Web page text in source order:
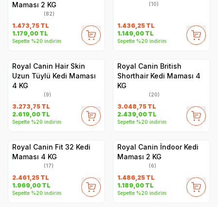
Maması 2 KG
(82)
1.473,75 TL
1.179,00 TL
Sepette %20 indirim
(10)
1.436,25 TL
1.149,00 TL
Sepette %20 indirim
Royal Canin Hair Skin
Uzun Tüylü Kedi Maması
4 KG
(9)
3.273,75 TL
2.619,00 TL
Sepette %20 indirim
Royal Canin British
Shorthair Kedi Maması 4
KG
(20)
3.048,75 TL
2.439,00 TL
Sepette %20 indirim
Royal Canin Fit 32 Kedi
Maması 4 KG
(17)
2.461,25 TL
1.969,00 TL
Sepette %20 indirim
Royal Canin İndoor Kedi
Maması 2 KG
(6)
1.486,25 TL
1.189,00 TL
Sepette %20 indirim